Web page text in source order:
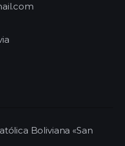
Boliviana «San